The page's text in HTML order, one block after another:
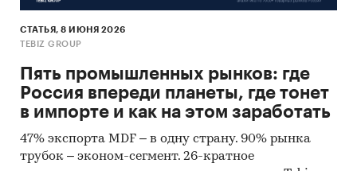
СТАТЬЯ, 8 ИЮНЯ 2026
TEBIZ GROUP
Пять промышленных рынков: где
Россия впереди планеты, где тонет
в импорте и как на этом заработать
47% экспорта MDF – в одну страну. 90% рынка
трубок – эконом-сегмент. 26-кратное